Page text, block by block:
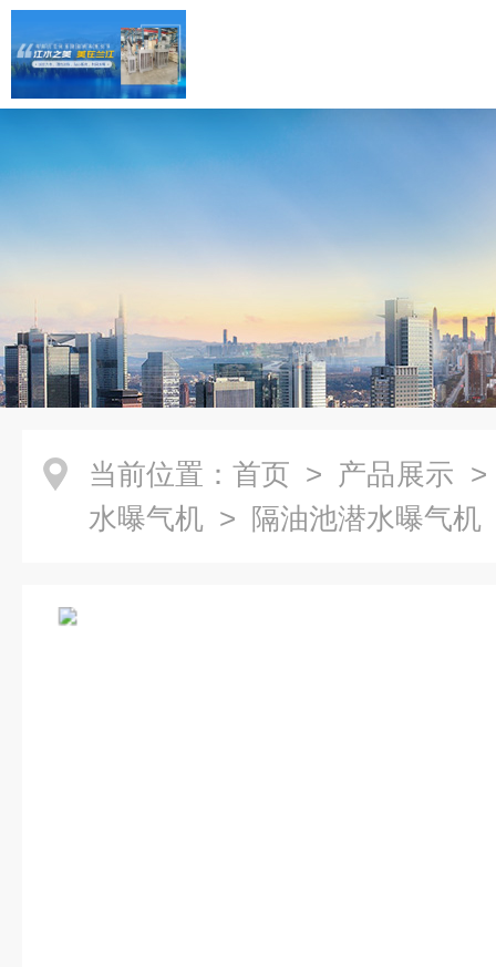
当前位置： 首页 > 产品展示
水曝气机 > 隔油池潜水曝气机